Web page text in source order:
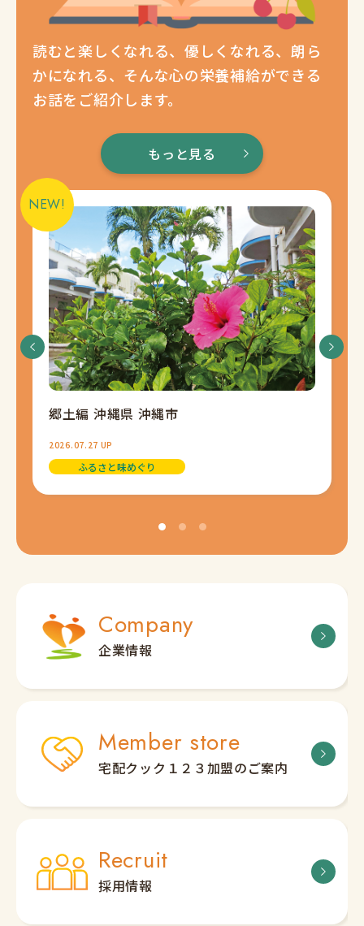
読むと楽しくなれる、優しくなれる、朗ら
かになれる、そんな心の栄養補給ができる
お話をご紹介します。
もっと見る
郷土編 沖縄県 沖縄市
2026.07.27 UP
ふるさと味めぐり
1 2 3
Company
企業情報
Member store
宅配クック１２３加盟のご案内
Recruit
採用情報